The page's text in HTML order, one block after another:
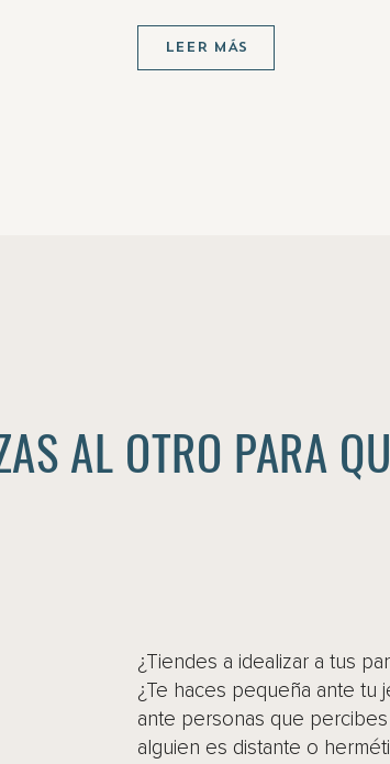
LEER MÁS
AL OTRO PARA
¿Tiendes a idealizar a tus
¿Te haces pequeña ante tu
ante personas que
alguien es distante o